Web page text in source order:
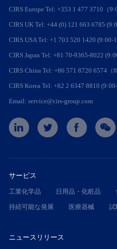
CIRS Europe Tel: +353 1 477 3710（
CIRS UK Tel: +44 (0) 121 663 6785
CIRS USA Tel: +1 703 520 1420 (9:00-
CIRS Japan Tel: +81 70-9365-8022
CIRS China Tel: +86 571 8720 6574（
CIRS Korea Tel: +82 2 6347 8810
Email: service@cirs-group.com
サービス
工業化学品 日用品・化粧品
持続可能な発展 医療器械 試
ニュースリリース